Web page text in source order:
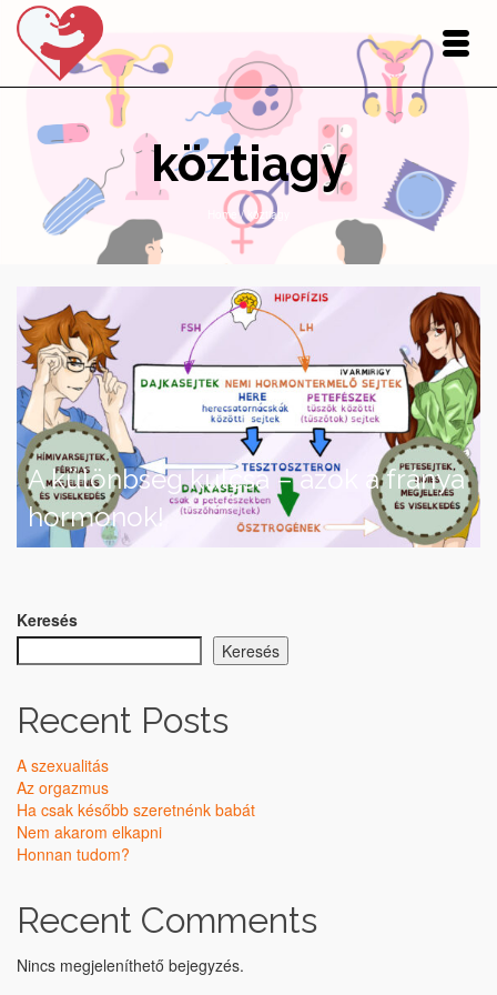
köztiagy
Home / köztiagy
A különbség kulcsa – azok a fránya
hormonok!
Keresés
Keresés
Recent Posts
A szexualitás
Az orgazmus
Ha csak később szeretnénk babát
Nem akarom elkapni
Honnan tudom?
Recent Comments
Nincs megjeleníthető bejegyzés.